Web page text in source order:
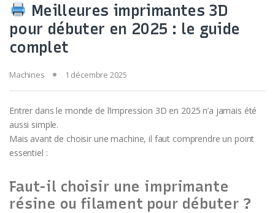
Meilleures imprimantes 3D
pour débuter en 2025 : le guide
complet
Machines 1 décembre 2025
Entrer dans le monde de l’impression 3D en 2025 n’a jamais été
aussi simple.
Mais avant de choisir une machine, il faut comprendre un point
essentiel :
Faut-il choisir une imprimante
résine ou filament pour débuter ?